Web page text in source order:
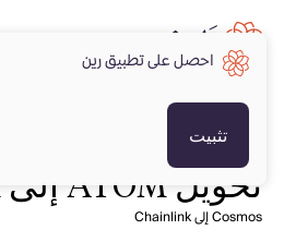
تحويل ATOM إلى LINK
Cosmos إلى Chainlink
احصل على تطبيق رين
تثبيت